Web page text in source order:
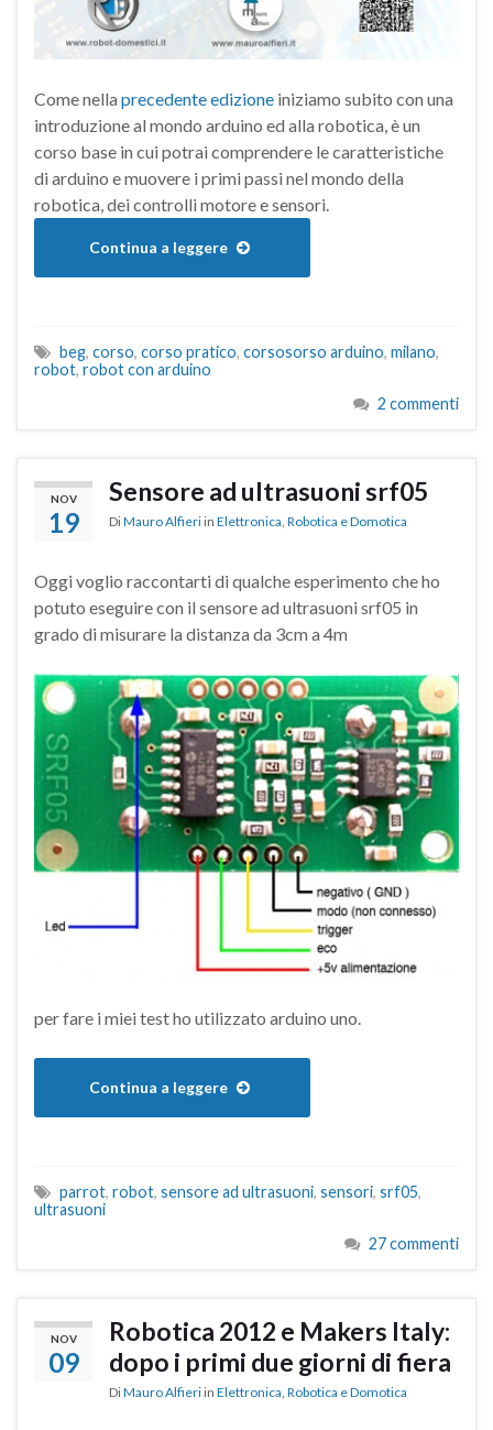
Come nella precedente edizione iniziamo subito con una
introduzione al mondo arduino ed alla robotica, è un
corso base in cui potrai comprendere le caratteristiche
di arduino e muovere i primi passi nel mondo della
robotica, dei controlli motore e sensori.
Continua a leggere
beg, corso, corso pratico, corsosorso arduino, milano,
robot, robot con arduino
2 commenti
NOV
19
Sensore ad ultrasuoni srf05
DiMauro Alfieri in Elettronica, Robotica e Domotica
Oggi voglio raccontarti di qualche esperimento che ho
potuto eseguire con il sensore ad ultrasuoni srf05 in
grado di misurare la distanza da 3cm a 4m
per fare i miei test ho utilizzato arduino uno.
Continua a leggere
parrot, robot, sensore ad ultrasuoni, sensori, srf05,
ultrasuoni
27 commenti
NOV
09
Robotica 2012 e Makers Italy:
dopo i primi due giorni di fiera
DiMauro Alfieri in Elettronica, Robotica e Domotica